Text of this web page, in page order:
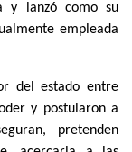
y lanzó como su
empleada
del estado entre
y postularon a
pretenden